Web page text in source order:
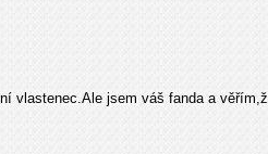
vlastenec.Ale jsem váš fanda a